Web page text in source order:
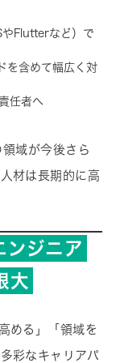
やFlutterなど）で
を含めて幅広く対
任者へ
域が今後さら
材は長期的に高
ンジニア
大
める」「領域を
彩なキャリアパ